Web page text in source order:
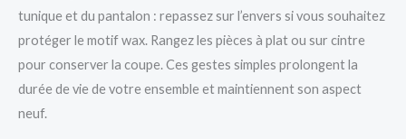
tunique et du pantalon : repassez sur l’envers si vous souhaitez
protéger le motif wax. Rangez les pièces à plat ou sur cintre
pour conserver la coupe. Ces gestes simples prolongent la
durée de vie de votre ensemble et maintiennent son aspect
neuf.